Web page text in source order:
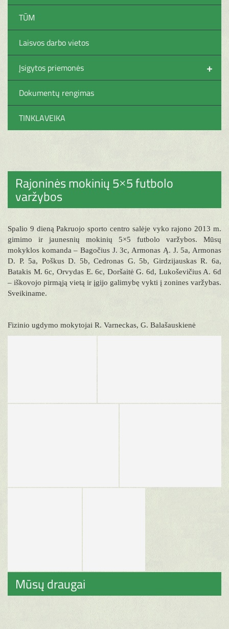
TŪM
Laisvos darbo vietos
+
Įsigytos priemonės
Dokumentų rengimas
TINKLAVEIKA
Rajoninės mokinių 5×5 futbolo
varžybos
Spalio 9 dieną Pakruojo sporto centro salėje vyko rajono 2013 m.
gimimo ir jaunesnių mokinių 5×5 futbolo varžybos. Mūsų
mokyklos komanda – Bagočius J. 3c, Armonas Ą. J. 5a, Armonas
D. P. 5a, Poškus D. 5b, Cedronas G. 5b, Girdzijauskas R. 6a,
Batakis M. 6c, Orvydas E. 6c, Doršaitė G. 6d, Lukoševičius A. 6d
– iškovojo pirmąją vietą ir įgijo galimybę vykti į zonines varžybas.
Sveikiname.
Fizinio ugdymo mokytojai R. Varneckas, G. Balašauskienė
Mūsų draugai